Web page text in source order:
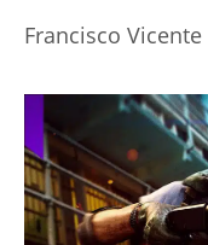
Francisco Vicente